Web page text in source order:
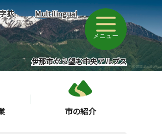
拡
Multilingual
メニュー
伊那市から望む中央アルプス
市の紹介